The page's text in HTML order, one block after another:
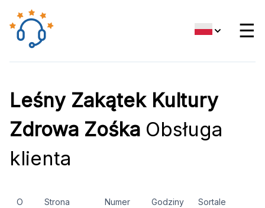
☰
Leśny Zakątek Kultury
Zdrowa Zośka Obsługa
klienta
O
Strona
Numer
Godziny
Sortale